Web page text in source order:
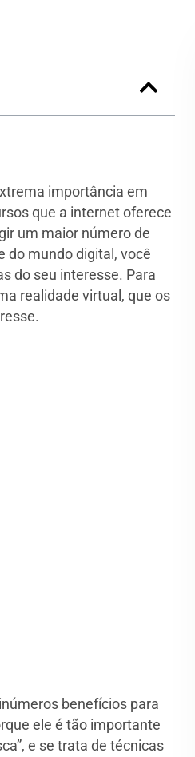
importância em
que a internet oferece
um maior número de
do mundo digital, você
do seu interesse. Para
realidade virtual, que os
benefícios para
ele é tão importante
e se trata de técnicas